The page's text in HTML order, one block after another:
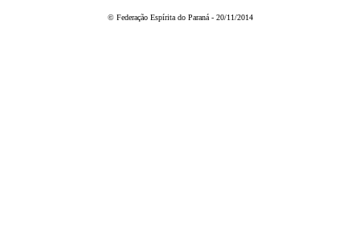
© Federação Espírita do Paraná - 20/11/2014